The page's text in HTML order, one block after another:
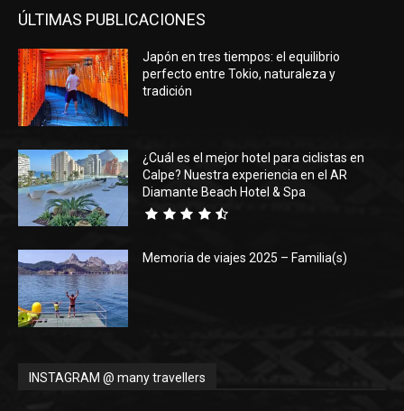
ÚLTIMAS PUBLICACIONES
Japón en tres tiempos: el equilibrio
perfecto entre Tokio, naturaleza y
tradición
¿Cuál es el mejor hotel para ciclistas en
Calpe? Nuestra experiencia en el AR
Diamante Beach Hotel & Spa
Memoria de viajes 2025 – Familia(s)
INSTAGRAM @ many travellers